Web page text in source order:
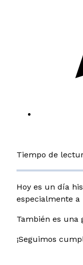
Tiempo de
Hoy es un día
especialmente a
También es una
¡Seguimos